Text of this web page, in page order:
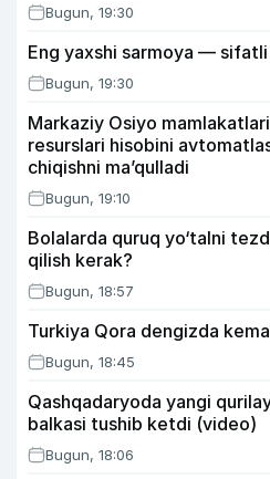
Bugun, 19:30
Eng yaxshi sarmoya — sifatli
Bugun, 19:30
Markaziy Osiyo
resurslari hisobini
chiqishni ma’qulladi
Bugun, 19:10
Bolalarda quruq yo‘talni
qilish kerak?
Bugun, 18:57
Turkiya Qora dengizda
Bugun, 18:45
Qashqadaryoda yangi
balkasi tushib ketdi (video)
Bugun, 18:06